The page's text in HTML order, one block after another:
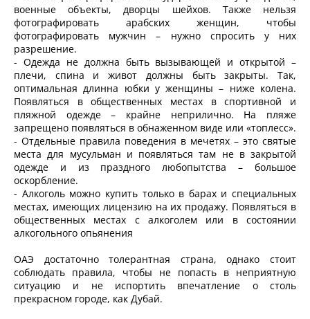
военные объекты, дворцы шейхов. Также нельзя
фотографировать арабских женщин, чтобы
фотографировать мужчин – нужно спросить у них
разрешение.
- Одежда не должна быть вызывающей и открытой –
плечи, спина и живот должны быть закрыты. Так,
оптимальная длинна юбки у женщины – ниже колена.
Появляться в общественных местах в спортивной и
пляжной одежде – крайне неприлично. На пляже
запрещено появляться в обнаженном виде или «топлесс».
- Отдельные правила поведения в мечетях – это святые
места для мусульман и появляться там не в закрытой
одежде и из праздного любопытства – большое
оскорбление.
- Алкоголь можно купить только в барах и специальных
местах, имеющих лицензию на их продажу. Появляться в
общественных местах с алкоголем или в состоянии
алкогольного опьянения
ОАЭ достаточно толерантная страна, однако стоит
соблюдать правила, чтобы не попасть в неприятную
ситуацию и не испортить впечатление о столь
прекрасном городе, как Дубай.